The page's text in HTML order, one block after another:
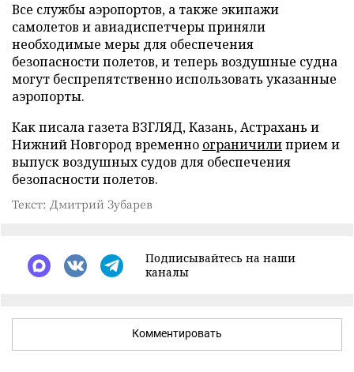
Все службы аэропортов, а также экипажи
самолетов и авиадиспетчеры приняли
необходимые меры для обеспечения
безопасности полетов, и теперь воздушные судна
могут беспрепятственно использовать указанные
аэропорты.
Как писала газета ВЗГЛЯД, Казань, Астрахань и
Нижний Новгород временно ограничилиприем и
выпуск воздушных судов для обеспечения
безопасности полетов.
Текст: Дмитрий Зубарев
Подписывайтесь на наши
каналы
Комментировать